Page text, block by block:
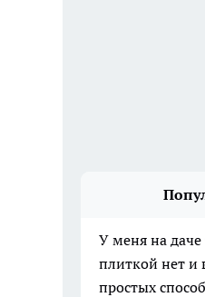
У меня на
плиткой нет и
простых